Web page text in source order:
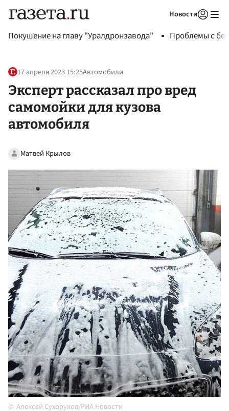
Новости
Покушение на главу "Уралдронзавода" Проблемы с
17 апреля 2023 15:25Автомобили
Эксперт рассказал про вред
самомойки для кузова
автомобиля
Матвей Крылов
Алексей Сухоруков/РИА Новости